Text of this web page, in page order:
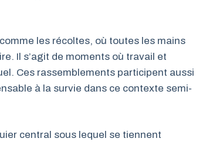
les récoltes, où toutes les mains
Il s’agit de moments où travail et
Ces rassemblements participent aussi
à la survie dans ce contexte semi-
central sous lequel se tiennent